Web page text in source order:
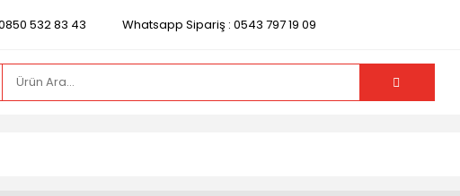
532 83 43 Whatsapp Sipariş : 0543 797 19 09